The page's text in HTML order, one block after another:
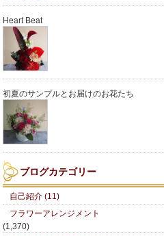
Heart Beat
初夏のサンプルとお届けのお花たち
ブログカテゴリー
自己紹介 (11)
フラワーアレンジメント
(1,370)